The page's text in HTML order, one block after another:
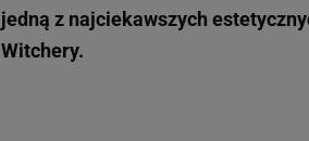
jedną z najciekawszych
Witchery.